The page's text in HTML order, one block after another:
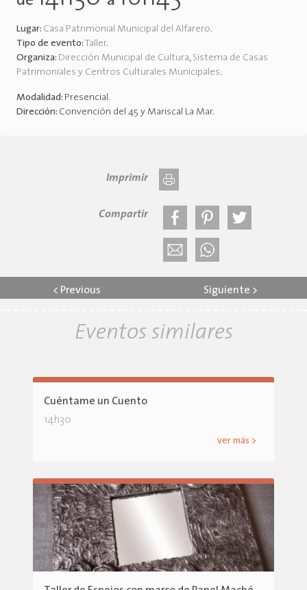
Lugar: Casa Patrimonial Municipal del Alfarero.
Tipo de evento: Taller.
Organiza: Dirección Municipal de Cultura, Sistema de Casas
Patrimoniales y Centros Culturales Municipales.
Modalidad: Presencial.
Dirección: Convención del 45 y Mariscal La Mar.
Imprimir
Compartir
< Previous Siguiente >
Eventos similares
Cuéntame un Cuento
14h30
ver más >